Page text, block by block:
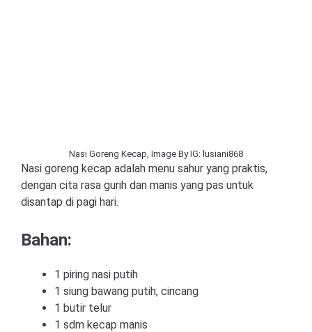
Nasi Goreng Kecap, Image By IG: lusiani868
Nasi goreng kecap adalah menu sahur yang praktis,
dengan cita rasa gurih dan manis yang pas untuk
disantap di pagi hari.
Bahan:
1 piring nasi putih
1 siung bawang putih, cincang
1 butir telur
1 sdm kecap manis